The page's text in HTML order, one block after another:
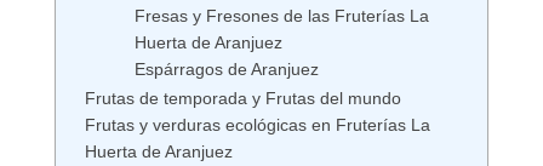
Fresas y Fresones de las Fruterías La
Huerta de Aranjuez
Espárragos de Aranjuez
Frutas de temporada y Frutas del mundo
Frutas y verduras ecológicas en Fruterías La
Huerta de Aranjuez